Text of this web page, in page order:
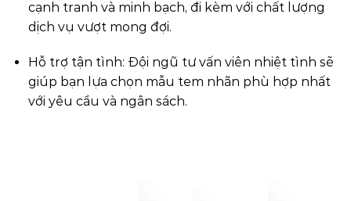
cạnh tranh và minh bạch, đi kèm với chất lượng
dịch vụ vượt mong đợi.
Hỗ trợ tận tình: Đội ngũ tư vấn viên nhiệt tình sẽ
giúp bạn lựa chọn mẫu tem nhãn phù hợp nhất
với yêu cầu và ngân sách.